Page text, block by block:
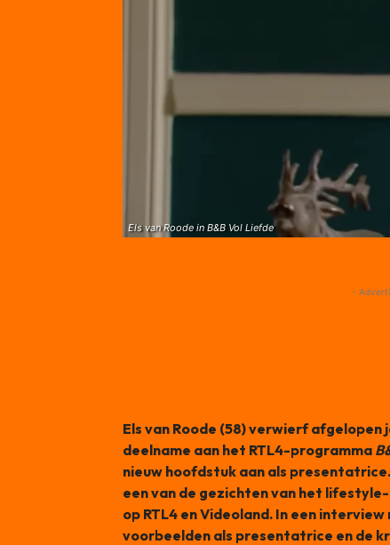
Els van Roode in B&B Vol Liefde
-
Els van Roode (58) verwierf
deelname aan het RTL4-programma
nieuw hoofdstuk aan als
een van de gezichten van het
op RTL4 en Videoland. In een interview
voorbeelden als presentatrice en de